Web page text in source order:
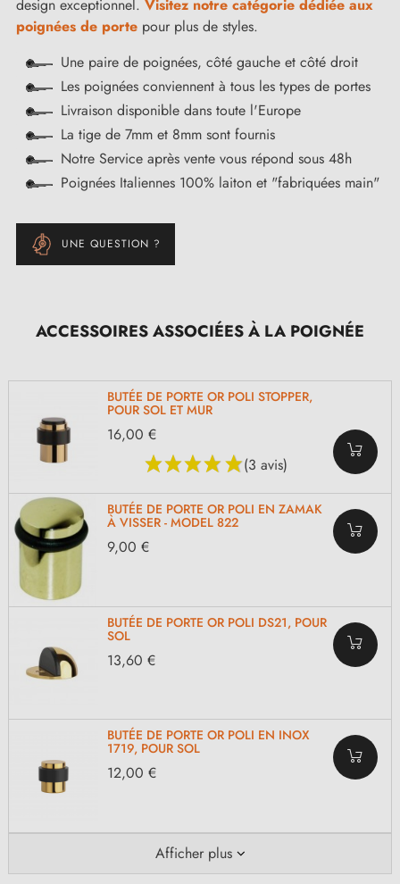
design exceptionnel. Visitez notre catégorie dédiée aux
poignées de porte pour plus de styles.
Une paire de poignées, côté gauche et côté droit
Les poignées conviennent à tous les types de portes
Livraison disponible dans toute l'Europe
La tige de 7mm et 8mm sont fournis
Notre Service après vente vous répond sous 48h
Poignées Italiennes 100% laiton et "fabriquées main"
UNE QUESTION ?
ACCESSOIRES ASSOCIÉES À LA POIGNÉE
BUTÉE DE PORTE OR POLI STOPPER,
POUR SOL ET MUR
(3 avis)
16,00 €
BUTÉE DE PORTE OR POLI EN ZAMAK
À VISSER - MODEL 822
9,00 €
BUTÉE DE PORTE OR POLI DS21, POUR
SOL
13,60 €
BUTÉE DE PORTE OR POLI EN INOX
1719, POUR SOL
12,00 €
Afficher plus